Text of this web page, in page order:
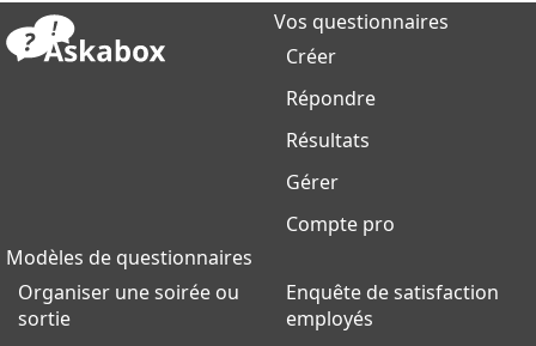
Vos questionnaires
Créer
Répondre
Résultats
Gérer
Compte pro
Modèles de questionnaires
Organiser une soirée ou
sortie
Enquête de satisfaction
employés